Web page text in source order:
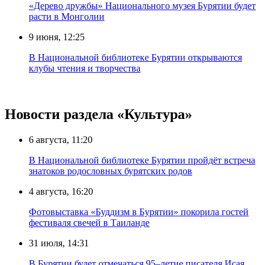
«Дерево дружбы» Национального музея Бурятии будет
расти в Монголии
9 июня, 12:25
В Национальной библиотеке Бурятии открываются
клубы чтения и творчества
Новости раздела «Культура»
6 августа, 11:20
В Национальной библиотеке Бурятии пройдёт встреча
знатоков родословных бурятских родов
4 августа, 16:20
Фотовыставка «Буддизм в Бурятии» покорила гостей
фестиваля свечей в Таиланде
31 июля, 14:31